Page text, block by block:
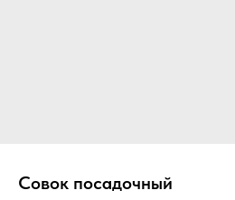
Совок посадочный